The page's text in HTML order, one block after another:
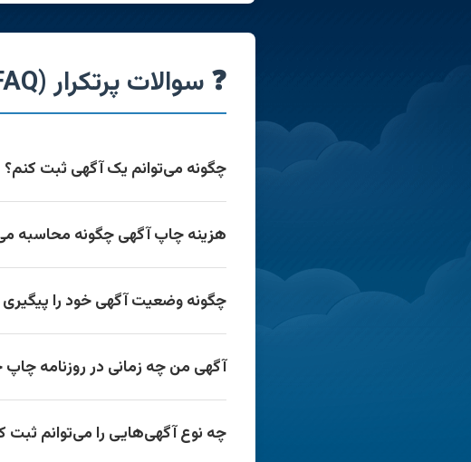
❓ سوالات پرتکرار (FAQ)
چگونه می‌توانم یک آگهی ثبت کنم؟
هزینه چاپ آگهی چگونه محاسبه
چگونه وضعیت آگهی خود را
آگهی من چه زمانی در روزنامه
چه نوع آگهی‌هایی را می‌توانم ثبت